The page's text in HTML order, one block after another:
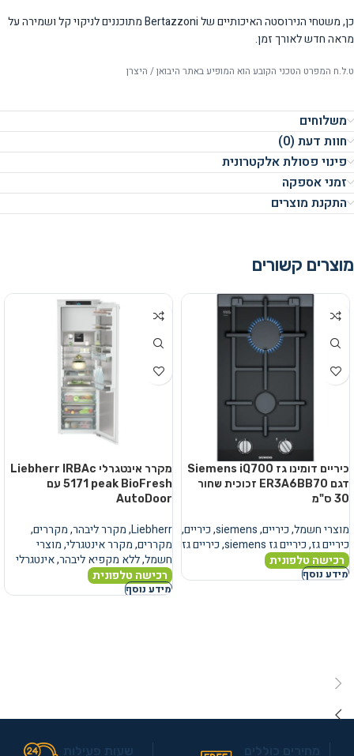
כן, משטחי הנירוסטה האיכותיים של Bertazzoni מתוכננים לניקוי קל ושמירה על
מראה חדש לאורך זמן.
ט.ל.ח המפרט הטכני הקובע הוא המופיע באתר היבואן / היצרן
משלוחים
חוות דעת (0)
פינוי פסולת אלקטרונית
זמני אספקה
התקנת מוצרים
מוצרים קשורים
כיריים דומינו גז Siemens iQ700
דגם ER3A6BB70 זכוכית שחור
30 ס"מ
מוצרי חשמל,כיריים,
siemens
,כיריים,
כיריים גז,כיריים גז siemens ,כיריים גז
רכישה טלפונית
מידע נוסף
מקרר אינטגרלי Liebherr IRBAc
5171 peak BioFresh עם
AutoDoor
Liebherr
,מקרר ליבהר,מקררים,
מקררים,מקרר אינטגרלי,מוצרי
חשמל,ללא מקפיא ליבהר,אינטגרלי
רכישה טלפונית
מידע נוסף